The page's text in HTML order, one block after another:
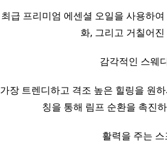
최급 프리미엄 에센셜 오일을 사용하
화, 그리고 거칠어
감각적인 스웨
가장 트렌디하고 격조 높은 힐링을 원
칭을 통해 림프 순환을 촉진
활력을 주는